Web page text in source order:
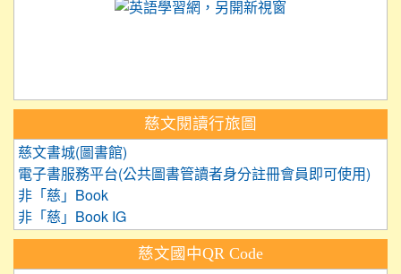
慈文閱讀行旅圖
慈文書城(圖書館)
電子書服務平台(公共圖書管讀者身分註冊會員即可使用)
非「慈」Book
非「慈」Book IG
慈文國中QR Code